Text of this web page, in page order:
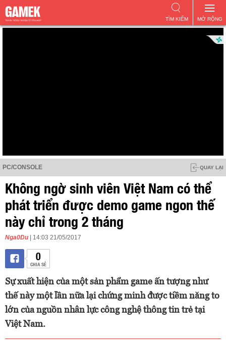
MỞ RỘNG
TÌM KIẾM
PC/CONSOLE QUAY LẠI
Không ngờ sinh viên Việt Nam có thể
phát triển được demo game ngon thế
này chỉ trong 2 tháng
Nga0Du | 14:03 21/05/2017
0
CHIA SẺ
Sự xuất hiện của một sản phẩm game ấn tượng như
thế này một lần nữa lại chứng minh được tiềm năng to
lớn của nguồn nhân lực công nghệ thông tin trẻ tại
Việt Nam.